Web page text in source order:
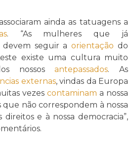
ainda as tatuagens a
. “As mulheres que já
devem seguir aorientação do
existe uma cultura muito
nossosantepassados. As
externas, vindas da Europa
vezes contaminam a nossa
que não correspondem à nossa
direitos e à nossa democracia”,